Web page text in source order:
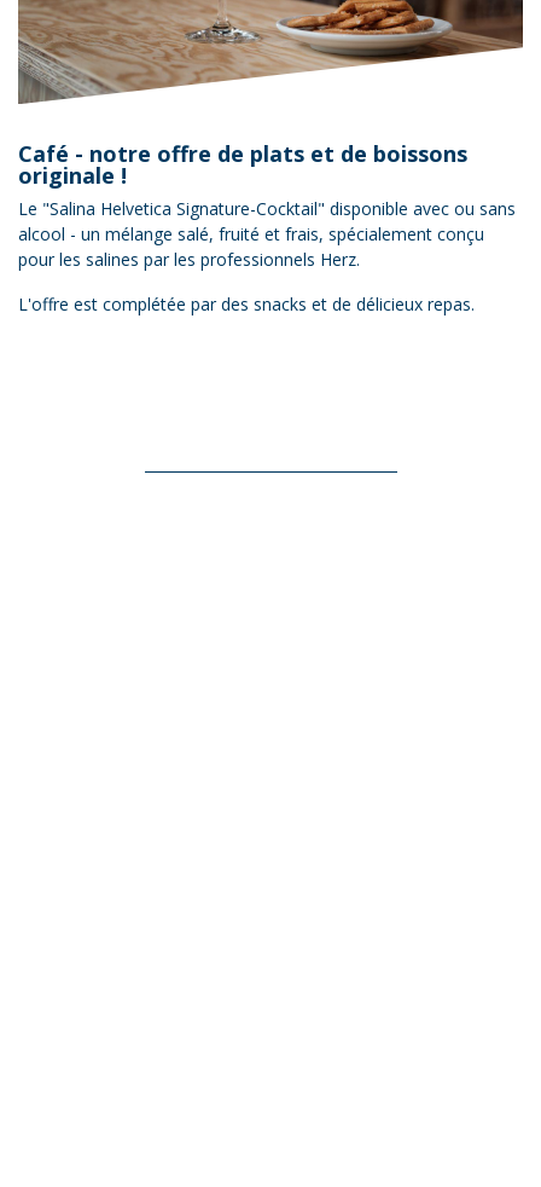
Café - notre offre de plats et de boissons
originale !
Le "Salina Helvetica Signature-Cocktail" disponible avec ou sans
alcool - un mélange salé, fruité et frais, spécialement conçu
pour les salines par les professionnels Herz.
L'offre est complétée par des snacks et de délicieux repas.